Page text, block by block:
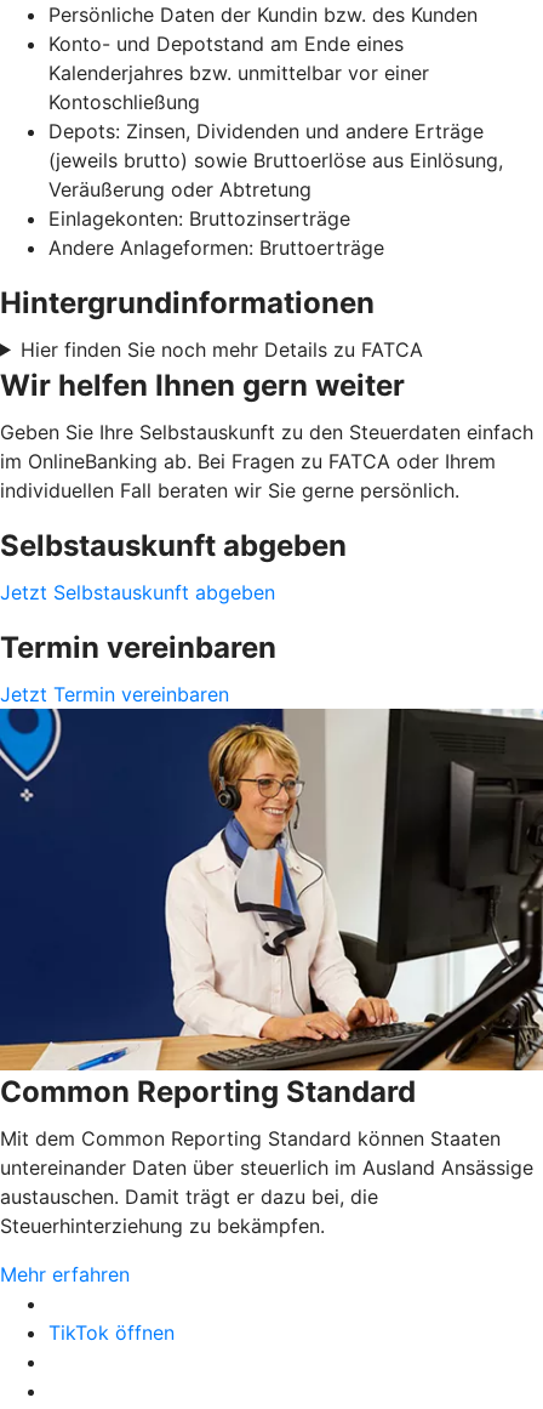
Persönliche Daten der Kundin bzw. des Kunden
Konto- und Depotstand am Ende eines
Kalenderjahres bzw. unmittelbar vor einer
Kontoschließung
Depots: Zinsen, Dividenden und andere Erträge
(jeweils brutto) sowie Bruttoerlöse aus Einlösung,
Veräußerung oder Abtretung
Einlagekonten: Bruttozinserträge
Andere Anlageformen: Bruttoerträge
Hintergrundinformationen
Hier finden Sie noch mehr Details zu FATCA
Wir helfen Ihnen gern weiter
Geben Sie Ihre Selbstauskunft zu den Steuerdaten einfach
im OnlineBanking ab. Bei Fragen zu FATCA oder Ihrem
individuellen Fall beraten wir Sie gerne persönlich.
Selbstauskunft abgeben
Jetzt Selbstauskunft abgeben
Termin vereinbaren
Jetzt Termin vereinbaren
Common Reporting Standard
Mit dem Common Reporting Standard können Staaten
untereinander Daten über steuerlich im Ausland Ansässige
austauschen. Damit trägt er dazu bei, die
Steuerhinterziehung zu bekämpfen.
Mehr erfahren
TikTok öffnen